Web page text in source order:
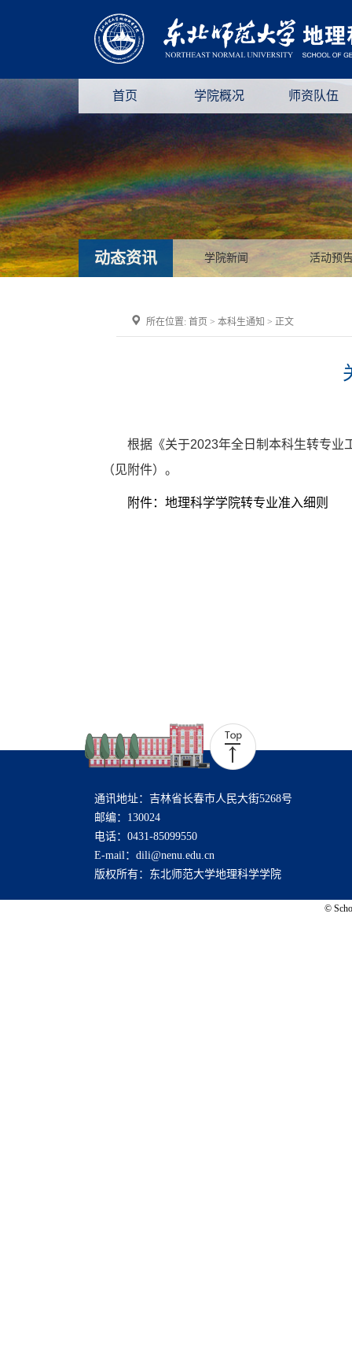
首页 学院概况 师资队伍
动态资讯 学院新闻 活动预
所在位置: 首页 > 本科生通知 > 正文
根据《关于2023年全日制本科生转专业
（见附件）。
附件：地理科学学院转专业准入细则
通讯地址：吉林省长春市人民大街5268号
邮编：130024
电话：0431-85099550
E-mail：dili@nenu.edu.cn
版权所有：东北师范大学地理科学学院
©